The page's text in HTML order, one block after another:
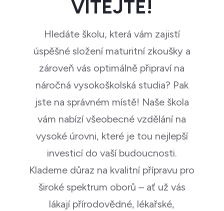
VÍTEJTE!
Hledáte školu, která vám zajistí
úspěšné složení maturitní zkoušky a
zároveň vás optimálně připraví na
náročná vysokoškolská studia? Pak
jste na správném místě! Naše škola
vám nabízí všeobecné vzdělání na
vysoké úrovni, které je tou nejlepší
investicí do vaší budoucnosti.
Klademe důraz na kvalitní přípravu pro
široké spektrum oborů – ať už vás
lákají přírodovědné, lékařské,